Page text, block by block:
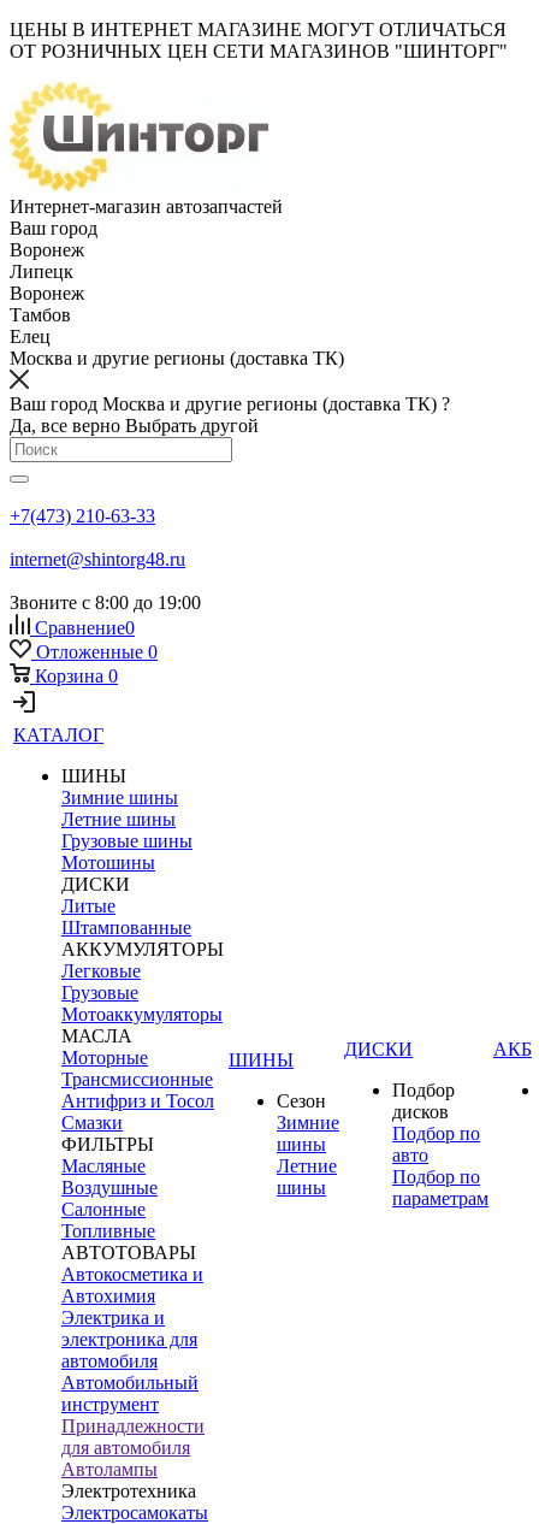
ЦЕНЫ В ИНТЕРНЕТ МАГАЗИНЕ МОГУТ ОТЛИЧАТЬСЯ
ОТ РОЗНИЧНЫХ ЦЕН СЕТИ МАГАЗИНОВ "ШИНТОРГ"
Интернет-магазин автозапчастей
Ваш город
Воронеж
Липецк
Воронеж
Тамбов
Елец
Москва и другие регионы (доставка ТК)
Ваш город Москва и другие регионы (доставка ТК) ?
Да, все верно Выбрать другой
+7(473) 210-63-33
internet@shintorg48.ru
Звоните с 8:00 до 19:00
Сравнение0
Отложенные 0
Корзина 0
КАТАЛОГ
ШИНЫ
Зимние шины
Летние шины
Грузовые шины
Мотошины
ДИСКИ
Литые
Штампованные
АККУМУЛЯТОРЫ
Легковые
Грузовые
Мотоаккумуляторы
МАСЛА
Моторные
Трансмиссионные
Антифриз и Тосол
Смазки
ФИЛЬТРЫ
Масляные
Воздушные
Салонные
Топливные
АВТОТОВАРЫ
Автокосметика и
Автохимия
Электрика и
электроника для
автомобиля
Автомобильный
инструмент
Принадлежности
для автомобиля
Автолампы
Электротехника
Электросамокаты
ШИНЫ
Сезон
Зимние
шины
Летние
шины
ДИСКИ
Подбор
дисков
Подбор по
авто
Подбор по
параметрам
АКБ